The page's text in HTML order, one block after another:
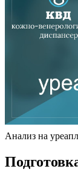
Анализ на